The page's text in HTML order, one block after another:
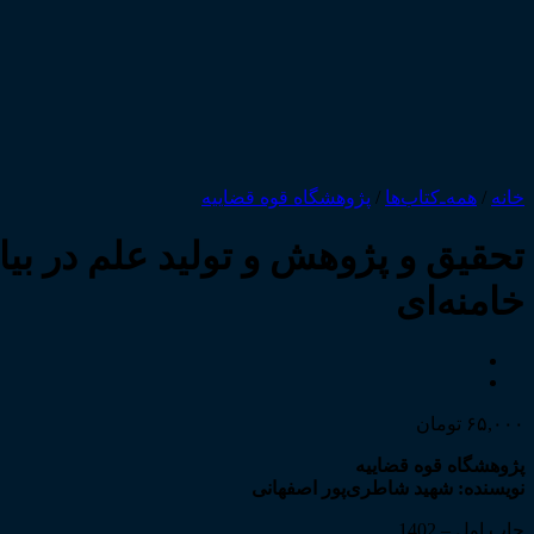
خانه / همه‌ـ‌کتاب‌ها / پژوهشگاه قوه قضاییه
تحقیق و پژوهش و تولید علم در
خامنه‌ای
۶۵,۰۰۰ تومان
پژوهشگاه قوه قضاییه
نویسنده: شهید شاطری‌پور اصفهانی
چاپ اول – 1402